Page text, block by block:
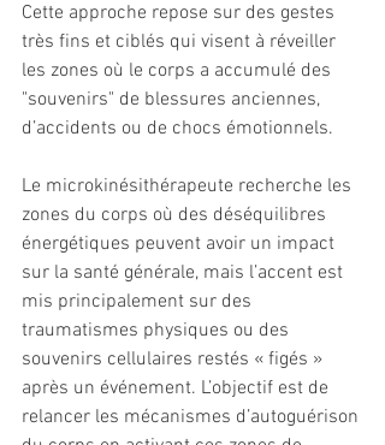
Cette approche repose sur des gestes
très fins et ciblés qui visent à réveiller
les zones où le corps a accumulé des
"souvenirs" de blessures anciennes,
d’accidents ou de chocs émotionnels.
Le microkinésithérapeute recherche les
zones du corps où des déséquilibres
énergétiques peuvent avoir un impact
sur la santé générale, mais l’accent est
mis principalement sur des
traumatismes physiques ou des
souvenirs cellulaires restés « figés »
après un événement. L’objectif est de
relancer les mécanismes d’autoguérison